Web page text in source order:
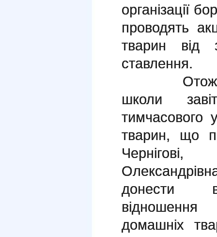
організації
проводять
тварин від
ставлення.
Отож, 19
школи
тимчасового
тварин, що
донести
домашніх